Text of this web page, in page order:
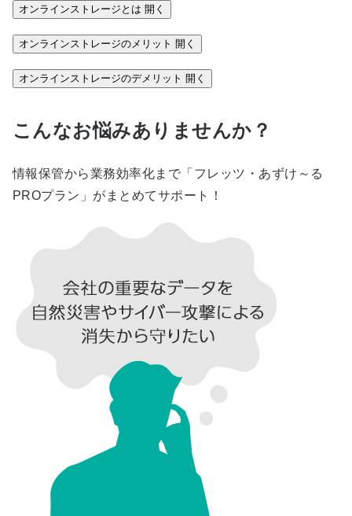
オンラインストレージとは 開く
オンラインストレージのメリット 開く
オンラインストレージのデメリット 開く
こんなお悩みありませんか？
情報保管から業務効率化まで「フレッツ・あずけ～る
PROプラン」がまとめてサポート！